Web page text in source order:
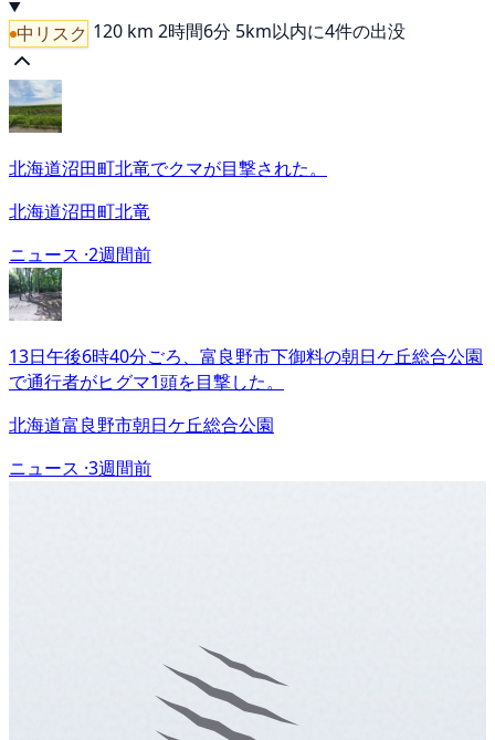
中リスク 120 km 2時間6分 5km以内に4件の出没
北海道沼田町北竜でクマが目撃された。
北海道沼田町北竜
ニュース ·2週間前
13日午後6時40分ごろ、富良野市下御料の朝日ケ丘総合公園
で通行者がヒグマ1頭を目撃した。
北海道富良野市朝日ケ丘総合公園
ニュース ·3週間前